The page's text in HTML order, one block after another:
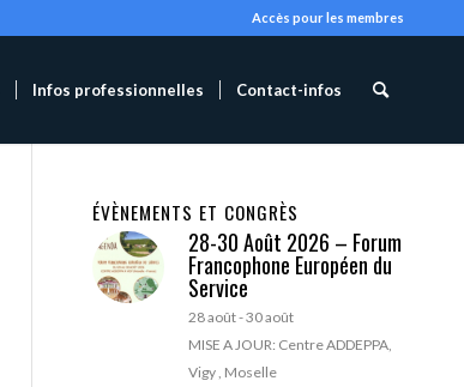
Accès pour les membres
Infos professionnelles Contact-infos
ÉVÈNEMENTS ET CONGRÈS
28-30 Août 2026 – Forum
Francophone Européen du
Service
28 août-30 août
MISE A JOUR: Centre ADDEPPA,
Vigy , Moselle